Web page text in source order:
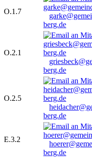
O.1.7
berg.de
O.2.1
berg.de
O.2.5
berg.de
E.3.2
berg.de